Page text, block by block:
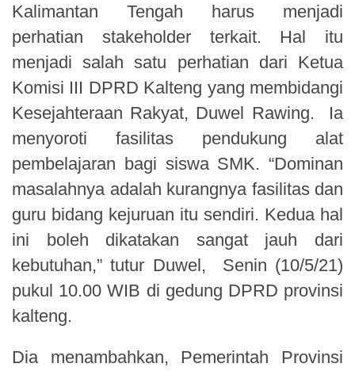
Kalimantan Tengah harus menjadi
perhatian stakeholder terkait. Hal itu
menjadi salah satu perhatian dari Ketua
Komisi III DPRD Kalteng yang membidangi
Kesejahteraan Rakyat, Duwel Rawing. Ia
menyoroti fasilitas pendukung alat
pembelajaran bagi siswa SMK. “Dominan
masalahnya adalah kurangnya fasilitas dan
guru bidang kejuruan itu sendiri. Kedua hal
ini boleh dikatakan sangat jauh dari
kebutuhan,” tutur Duwel, Senin (10/5/21)
pukul 10.00 WIB di gedung DPRD provinsi
kalteng.
Dia menambahkan, Pemerintah Provinsi